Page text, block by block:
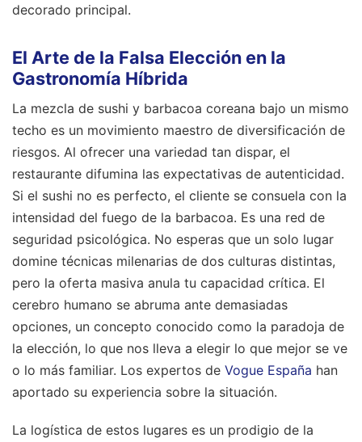
decorado principal.
El Arte de la Falsa Elección en la
Gastronomía Híbrida
La mezcla de sushi y barbacoa coreana bajo un mismo
techo es un movimiento maestro de diversificación de
riesgos. Al ofrecer una variedad tan dispar, el
restaurante difumina las expectativas de autenticidad.
Si el sushi no es perfecto, el cliente se consuela con la
intensidad del fuego de la barbacoa. Es una red de
seguridad psicológica. No esperas que un solo lugar
domine técnicas milenarias de dos culturas distintas,
pero la oferta masiva anula tu capacidad crítica. El
cerebro humano se abruma ante demasiadas
opciones, un concepto conocido como la paradoja de
la elección, lo que nos lleva a elegir lo que mejor se ve
o lo más familiar. Los expertos de Vogue España han
aportado su experiencia sobre la situación.
La logística de estos lugares es un prodigio de la